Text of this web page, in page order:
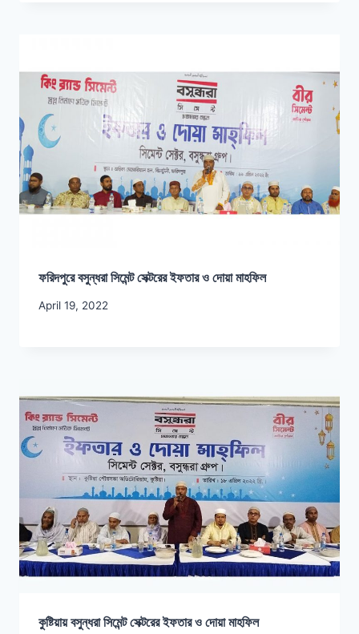
ফরিদপুরে বসুন্ধরা সিমেন্ট সেক্টরের ইফতার ও দোয়া মাহফিল
April 19, 2022
কুষ্টিয়ায় বসুন্ধরা সিমেন্ট সেক্টরের ইফতার ও দোয়া মাহফিল